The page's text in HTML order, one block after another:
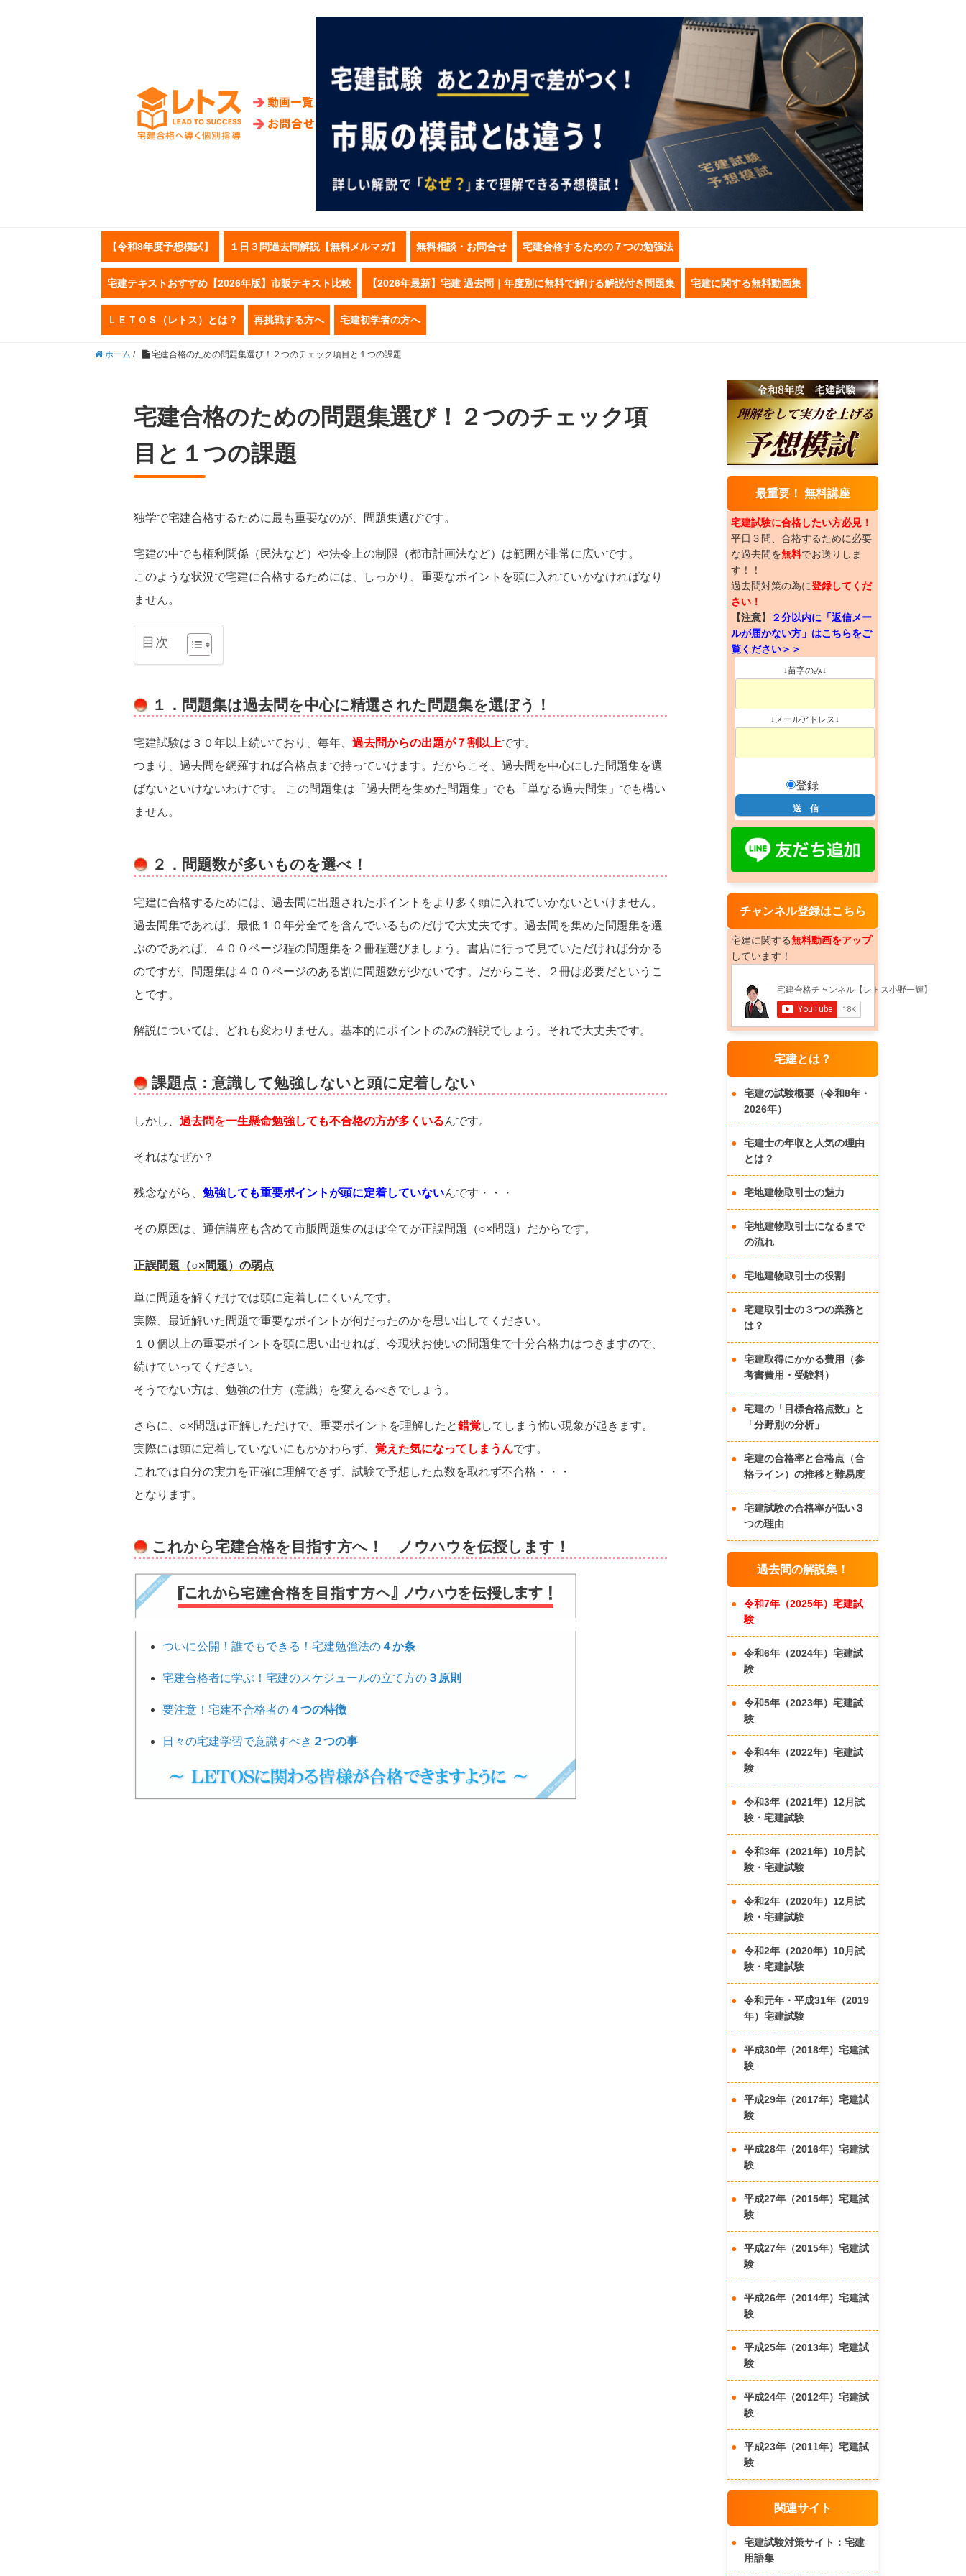
【令和8年度予想模試】 １日３問過去問解説【無料メルマガ】 無料相談・お問合せ 宅建合格するための７つの勉強法
宅建テキストおすすめ【2026年版】市販テキスト比較 【2026年最新】宅建 過去問｜年度別に無料で解ける解説付き問題集 宅建に関する無料動画集
ＬＥＴＯＳ（レトス）とは？ 再挑戦する方へ 宅建初学者の方へ
ホーム / 宅建合格のための問題集選び！２つのチェック項目と１つの課題
宅建合格のための問題集選び！２つのチェック項
目と１つの課題
独学で宅建合格するために最も重要なのが、問題集選びです。
宅建の中でも権利関係（民法など）や法令上の制限（都市計画法など）は範囲が非常に広いです。
このような状況で宅建に合格するためには、しっかり、重要なポイントを頭に入れていかなければなり
ません。
目次
１．問題集は過去問を中心に精選された問題集を選ぼう！
宅建試験は３０年以上続いており、毎年、 過去問からの出題が７割以上です。
つまり、過去問を網羅すれば合格点まで持っていけます。だからこそ、過去問を中心にした問題集を選
ばないといけないわけです。 この問題集は「過去問を集めた問題集」でも「単なる過去問集」でも構い
ません。
２．問題数が多いものを選べ！
宅建に合格するためには、過去問に出題されたポイントをより多く頭に入れていかないといけません。
過去問集であれば、最低１０年分全てを含んでいるものだけで大丈夫です。過去問を集めた問題集を選
ぶのであれば、４００ページ程の問題集を２冊程選びましょう。書店に行って見ていただければ分かる
のですが、問題集は４００ページのある割に問題数が少ないです。だからこそ、２冊は必要だというこ
とです。
解説については、どれも変わりません。基本的にポイントのみの解説でしょう。それで大丈夫です。
課題点：意識して勉強しないと頭に定着しない
しかし、 過去問を一生懸命勉強しても不合格の方が多くいるんです。
それはなぜか？
残念ながら、 勉強しても重要ポイントが頭に定着していないんです・・・
その原因は、通信講座も含めて市販問題集のほぼ全てが正誤問題（○×問題）だからです。
正誤問題（○×問題）の弱点
単に問題を解くだけでは頭に定着しにくいんです。
実際、最近解いた問題で重要なポイントが何だったのかを思い出してください。
１０個以上の重要ポイントを頭に思い出せれば、今現状お使いの問題集で十分合格力はつきますので、
続けていってください。
そうでない方は、勉強の仕方（意識）を変えるべきでしょう。
さらに、○×問題は正解しただけで、重要ポイントを理解したと錯覚してしまう怖い現象が起きます。
実際には頭に定着していないにもかかわらず、 覚えた気になってしまうんです。
これでは自分の実力を正確に理解できず、試験で予想した点数を取れず不合格・・・
となります。
これから宅建合格を目指す方へ！ ノウハウを伝授します！
ついに公開！誰でもできる！宅建勉強法の４か条
宅建合格者に学ぶ！宅建のスケジュールの立て方の ３原則
要注意！宅建不合格者の４つの特徴
日々の宅建学習で意識すべき ２つの事
最重要！ 無料講座
宅建試験に合格したい方必見！
平日３問、合格するために必要
な過去問を無料でお送りしま
す！！
過去問対策の為に登録してくだ
さい！
【注意】
２分以内に「返信メー
ルが届かない方」はこちらをご
覧ください＞＞
↓苗字のみ↓
↓メールアドレス↓
登録
チャンネル登録はこちら
宅建に関する無料動画をアップ
しています！
宅建とは？
宅建の試験概要（令和8年・
2026年）
宅建士の年収と人気の理由
とは？
宅地建物取引士の魅力
宅地建物取引士になるまで
の流れ
宅地建物取引士の役割
宅建取引士の３つの業務と
は？
宅建取得にかかる費用（参
考書費用・受験料）
宅建の「目標合格点数」と
「分野別の分析」
宅建の合格率と合格点（合
格ライン）の推移と難易度
宅建試験の合格率が低い３
つの理由
過去問の解説集！
令和7年（2025年）宅建試
験
令和6年（2024年）宅建試
験
令和5年（2023年）宅建試
験
令和4年（2022年）宅建試
験
令和3年（2021年）12月試
験・宅建試験
令和3年（2021年）10月試
験・宅建試験
令和2年（2020年）12月試
験・宅建試験
令和2年（2020年）10月試
験・宅建試験
令和元年・平成31年（2019
年）宅建試験
平成30年（2018年）宅建試
験
平成29年（2017年）宅建試
験
平成28年（2016年）宅建試
験
平成27年（2015年）宅建試
験
平成27年（2015年）宅建試
験
平成26年（2014年）宅建試
験
平成25年（2013年）宅建試
験
平成24年（2012年）宅建試
験
平成23年（2011年）宅建試
験
関連サイト
宅建試験対策サイト：宅建
用語集